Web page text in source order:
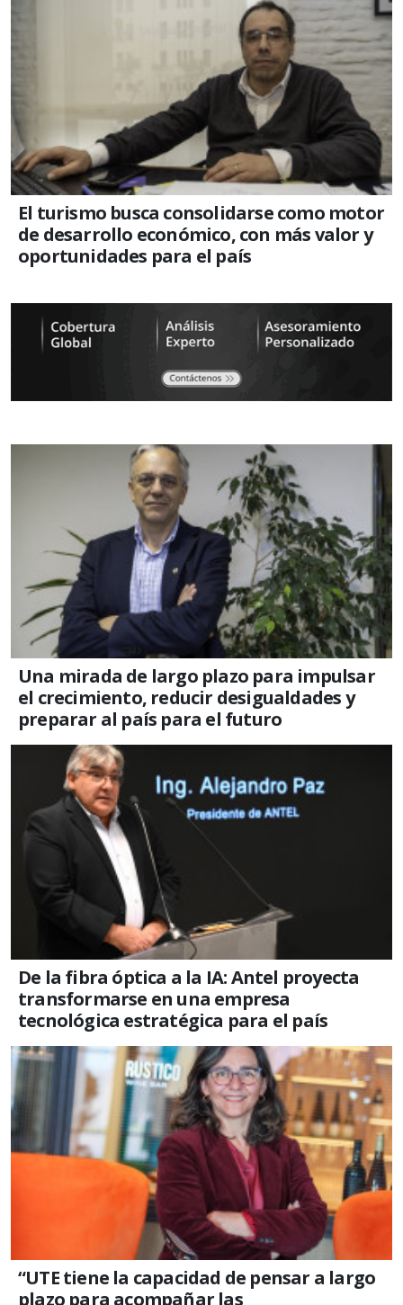
El turismo busca consolidarse como motor
de desarrollo económico, con más valor y
oportunidades para el país
Una mirada de largo plazo para impulsar
el crecimiento, reducir desigualdades y
preparar al país para el futuro
De la fibra óptica a la IA: Antel proyecta
transformarse en una empresa
tecnológica estratégica para el país
“UTE tiene la capacidad de pensar a largo
plazo para acompañar las